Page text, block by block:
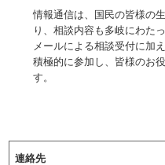
情報通信は、国民の皆様の
り、相談内容も多岐にわた
メールによる相談受付に加
積極的に参加し、皆様のお
す。
連絡先